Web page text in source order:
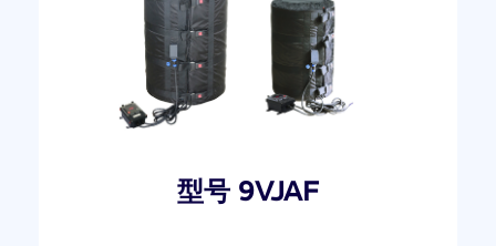
型号 9VJAF